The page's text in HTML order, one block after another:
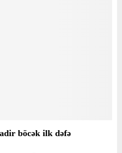
böcək ilk dəfə